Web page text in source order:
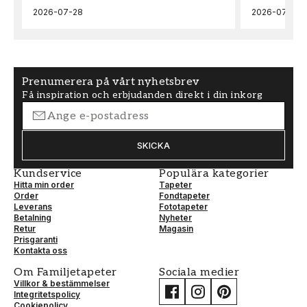
2026-07-28 2026-07-22
Prenumerera på vårt nyhetsbrev
Få inspiration och erbjudanden direkt i din inkorg
SKICKA
Kundservice
Hitta min order
Order
Leverans
Betalning
Retur
Prisgaranti
Kontakta oss
Populära kategorier
Tapeter
Fondtapeter
Fototapeter
Nyheter
Magasin
Om Familjetapeter
Villkor & bestämmelser
Integritetspolicy
Sociala medier